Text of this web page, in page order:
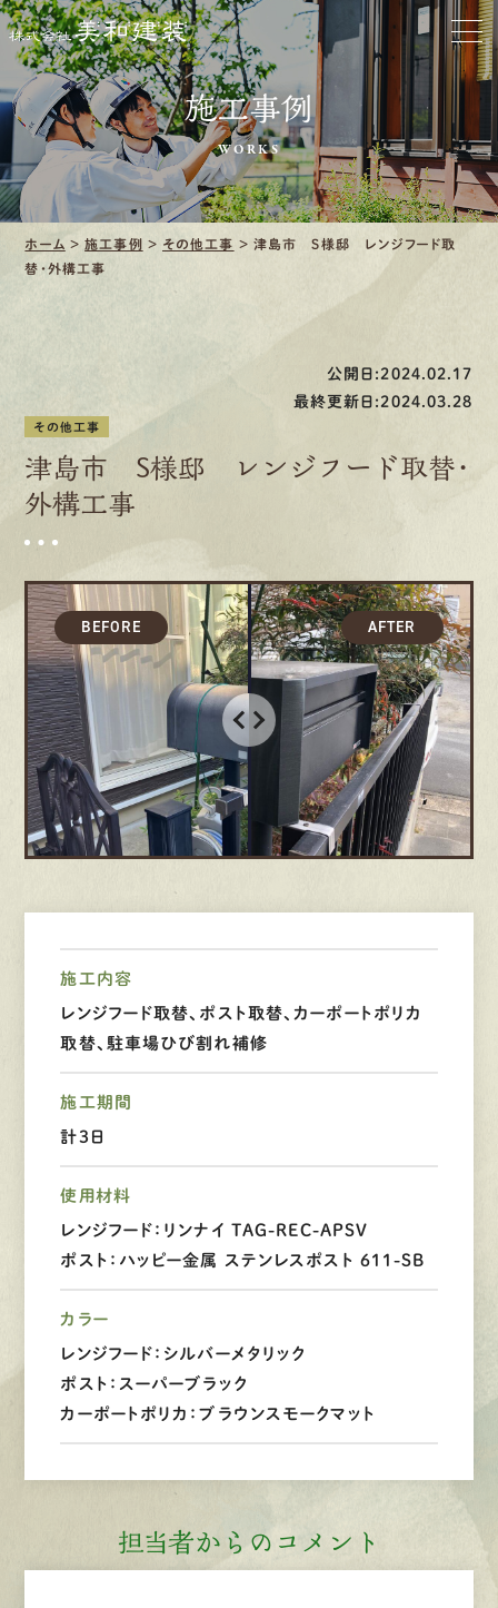
お家をきれいに
会社をきれいに
クリーニング
施工事例
採用情報
募集要項
先輩インタビュー
エントリー
有資 格者が、無料建物 いたします!!
0120-44-2605
営業時間 8:00−18:00 ｜
LINEでお手軽相談
施工事例
WORKS
ホーム >施工事例 > その他工事 > 津島市 S様邸 レンジフード取
替・外構工事
公開日:2024.02.17
最終更新日:2024.03.28
その他工事
津島市 S様邸 レンジフード取替・
外構工事
施工内容
レンジフード取替、ポスト取替、カーポートポリカ
取替、駐車場ひび割れ補修
施工期間
計３日
使用材料
レンジフード：リンナイ TAG-REC-APSV
ポスト：ハッピー金属 ステンレスポスト 611-SB
カラー
レンジフード：シルバーメタリック
ポスト：スーパーブラック
カーポートポリカ：ブラウンスモークマット
担当者からのコメント